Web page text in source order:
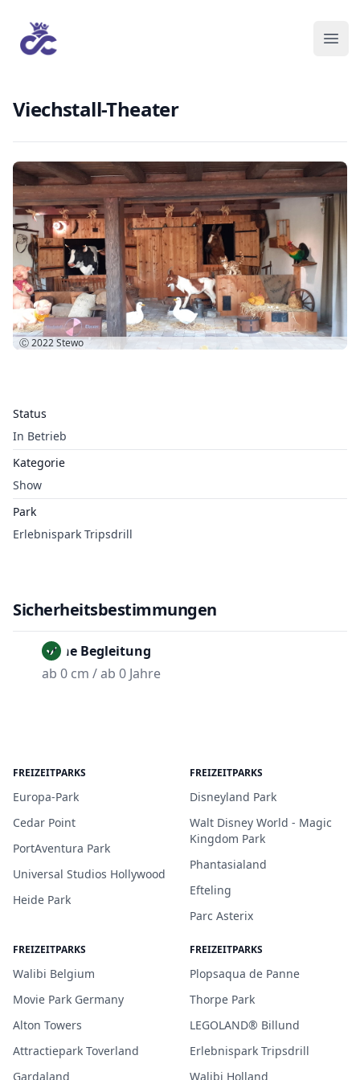
Viechstall-Theater
Status
In Betrieb
Kategorie
Show
Park
Erlebnispark Tripsdrill
Ⓒ 2022Stewo
Sicherheitsbestimmungen
Ohne Begleitung
ab 0 cm / ab 0 Jahre
FREIZEITPARKS
Europa-Park
Cedar Point
PortAventura Park
Universal Studios Hollywood
Heide Park
FREIZEITPARKS
Disneyland Park
Walt Disney World - Magic
Kingdom Park
Phantasialand
Efteling
Parc Asterix
FREIZEITPARKS
Walibi Belgium
Movie Park Germany
Alton Towers
Attractiepark Toverland
Gardaland
FREIZEITPARKS
Plopsaqua de Panne
Thorpe Park
LEGOLAND® Billund
Erlebnispark Tripsdrill
Walibi Holland